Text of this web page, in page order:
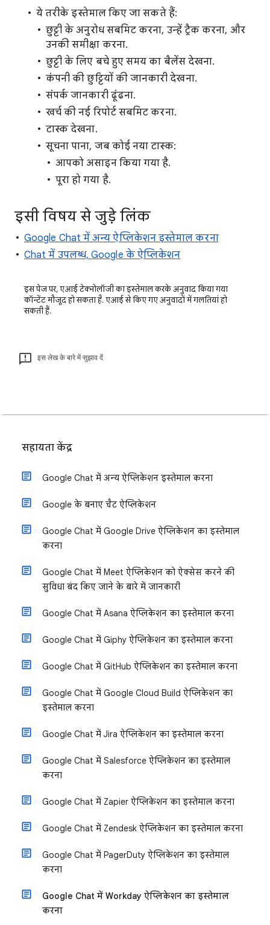
ये तरीके इस्तेमाल किए जा सकते हैं:
छुट्टी के अनुरोध सबमिट करना, उन्हें ट्रैक करना, और
उनकी समीक्षा करना.
छुट्टी के लिए बचे हुए समय का बैलेंस देखना.
कंपनी की छुट्टियों की जानकारी देखना.
संपर्क जानकारी ढूंढना.
खर्च की नई रिपोर्ट सबमिट करना.
टास्क देखना.
सूचना पाना, जब कोई नया टास्क:
आपको असाइन किया गया है.
पूरा हो गया है.
इसी विषय से जुड़े लिंक
Google Chat में अन्य ऐप्लिकेशन इस्तेमाल करना
Chat में उपलब्ध, Google के ऐप्लिकेशन
इस पेज पर, एआई टेक्नोलॉजी का इस्तेमाल करके अनुवाद किया गया
कॉन्टेंट मौजूद हो सकता है. एआई से किए गए अनुवादों में गलतियां हो
सकती हैं.
इस लेख के बारे में सुझाव दें
सहायता केंद्र
Google Chat में अन्य ऐप्लिकेशन इस्तेमाल करना
Google के बनाए चैट ऐप्लिकेशन
Google Chat में Google Drive ऐप्लिकेशन का इस्तेमाल
करना
Google Chat में Meet ऐप्लिकेशन को ऐक्सेस करने की
सुविधा बंद किए जाने के बारे में जानकारी
Google Chat में Asana ऐप्लिकेशन का इस्तेमाल करना
Google Chat में Giphy ऐप्लिकेशन का इस्तेमाल करना
Google Chat में GitHub ऐप्लिकेशन का इस्तेमाल करना
Google Chat में Google Cloud Build ऐप्लिकेशन का
इस्तेमाल करना
Google Chat में Jira ऐप्लिकेशन का इस्तेमाल करना
Google Chat में Salesforce ऐप्लिकेशन का इस्तेमाल
करना
Google Chat में Zapier ऐप्लिकेशन का इस्तेमाल करना
Google Chat में Zendesk ऐप्लिकेशन का इस्तेमाल करना
Google Chat में PagerDuty ऐप्लिकेशन का इस्तेमाल
करना
Google Chat में Workday ऐप्लिकेशन का इस्तेमाल
करना